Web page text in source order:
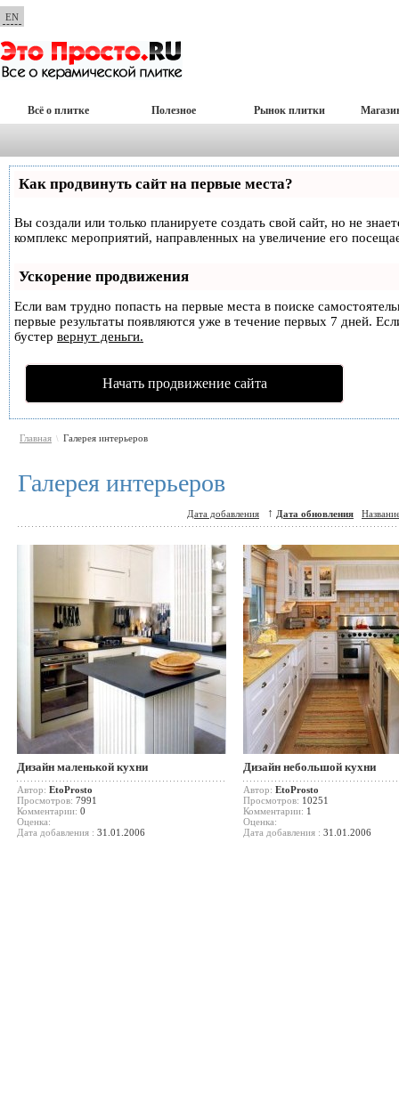
EN
Всё о плитке Полезное Рынок плитки
Как продвинуть сайт на первые места?
Вы создали или только планируете создать свой сайт, но не
комплекс мероприятий, направленных на увеличение его
Ускорение продвижения
Если вам трудно попасть на первые места в поиске
первые результаты появляются уже в течение первых 7 дней.
бустер вернут деньги.
Начать продвижение сайта
Главная \ Галерея интерьеров
Галерея интерьеров
Дата добавления ↑ Дата обновления
Дизайн маленькой кухни
Автор: EtoProsto
Просмотров: 7991
Комментарии: 0
Оценка:
Дата добавления : 31.01.2006
Дизайн небольшой кухни
Автор: EtoProsto
Просмотров: 10251
Комментарии: 1
Оценка:
Дата добавления : 31.01.2006